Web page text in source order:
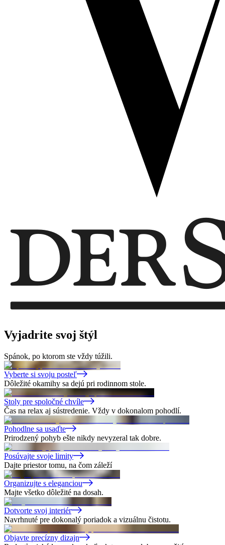
Vyjadrite svoj štýl
Spánok, po ktorom ste vždy túžili.
Vyberte si svoju posteľ
Dôležité okamihy sa dejú pri rodinnom stole.
Stoly pre spoločné chvíle
Čas na relax aj sústredenie. Vždy v dokonalom pohodlí.
Pohodlne sa usaďte
Prirodzený pohyb ešte nikdy nevyzeral tak dobre.
Posúvajte svoje limity
Dajte priestor tomu, na čom záleží
Organizujte s eleganciou
Majte všetko dôležité na dosah.
Dotvorte svoj interiér
Navrhnuté pre dokonalý poriadok a vizuálnu čistotu.
Objavte precízny dizajn